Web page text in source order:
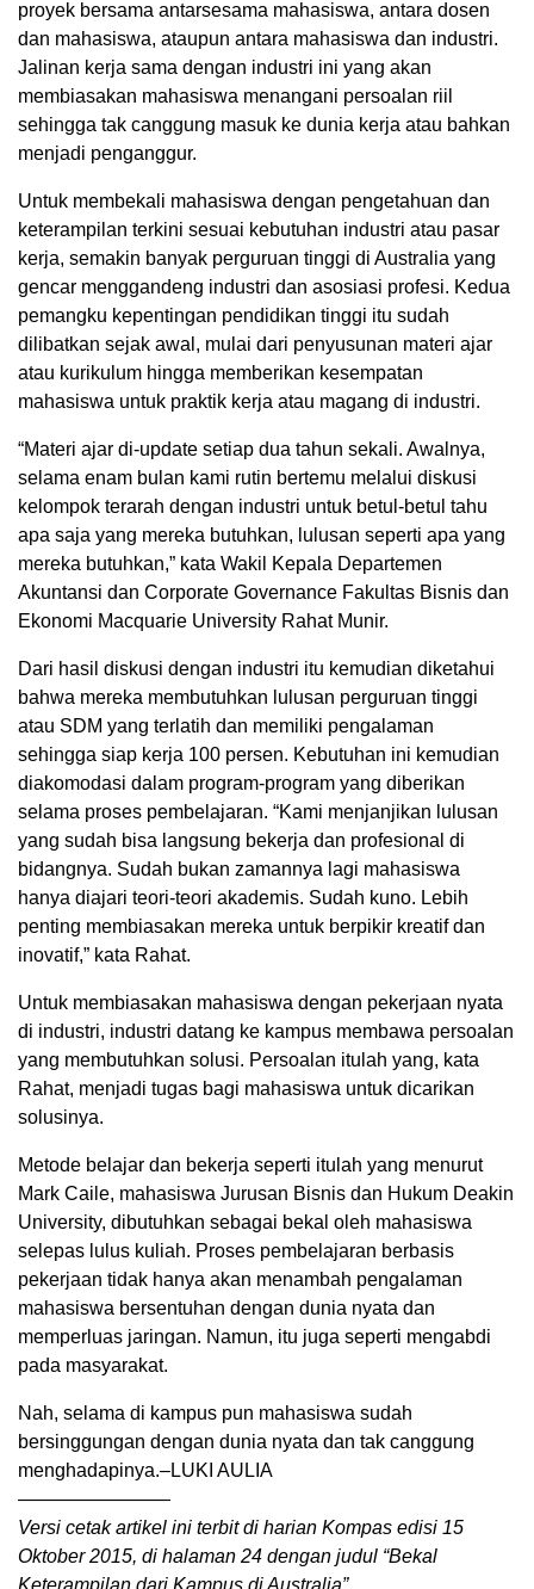
proyek bersama antarsesama mahasiswa, antara dosen
dan mahasiswa, ataupun antara mahasiswa dan industri.
Jalinan kerja sama dengan industri ini yang akan
membiasakan mahasiswa menangani persoalan riil
sehingga tak canggung masuk ke dunia kerja atau bahkan
menjadi penganggur.
Untuk membekali mahasiswa dengan pengetahuan dan
keterampilan terkini sesuai kebutuhan industri atau pasar
kerja, semakin banyak perguruan tinggi di Australia yang
gencar menggandeng industri dan asosiasi profesi. Kedua
pemangku kepentingan pendidikan tinggi itu sudah
dilibatkan sejak awal, mulai dari penyusunan materi ajar
atau kurikulum hingga memberikan kesempatan
mahasiswa untuk praktik kerja atau magang di industri.
“Materi ajar di-update setiap dua tahun sekali. Awalnya,
selama enam bulan kami rutin bertemu melalui diskusi
kelompok terarah dengan industri untuk betul-betul tahu
apa saja yang mereka butuhkan, lulusan seperti apa yang
mereka butuhkan,” kata Wakil Kepala Departemen
Akuntansi dan Corporate Governance Fakultas Bisnis dan
Ekonomi Macquarie University Rahat Munir.
Dari hasil diskusi dengan industri itu kemudian diketahui
bahwa mereka membutuhkan lulusan perguruan tinggi
atau SDM yang terlatih dan memiliki pengalaman
sehingga siap kerja 100 persen. Kebutuhan ini kemudian
diakomodasi dalam program-program yang diberikan
selama proses pembelajaran. “Kami menjanjikan lulusan
yang sudah bisa langsung bekerja dan profesional di
bidangnya. Sudah bukan zamannya lagi mahasiswa
hanya diajari teori-teori akademis. Sudah kuno. Lebih
penting membiasakan mereka untuk berpikir kreatif dan
inovatif,” kata Rahat.
Untuk membiasakan mahasiswa dengan pekerjaan nyata
di industri, industri datang ke kampus membawa persoalan
yang membutuhkan solusi. Persoalan itulah yang, kata
Rahat, menjadi tugas bagi mahasiswa untuk dicarikan
solusinya.
Metode belajar dan bekerja seperti itulah yang menurut
Mark Caile, mahasiswa Jurusan Bisnis dan Hukum Deakin
University, dibutuhkan sebagai bekal oleh mahasiswa
selepas lulus kuliah. Proses pembelajaran berbasis
pekerjaan tidak hanya akan menambah pengalaman
mahasiswa bersentuhan dengan dunia nyata dan
memperluas jaringan. Namun, itu juga seperti mengabdi
pada masyarakat.
Nah, selama di kampus pun mahasiswa sudah
bersinggungan dengan dunia nyata dan tak canggung
menghadapinya.–LUKI AULIA
————————
Versi cetak artikel ini terbit di harian Kompas edisi 15
Oktober 2015, di halaman 24 dengan judul “Bekal